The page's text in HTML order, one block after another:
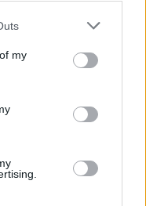
one or more Google
You may click to
third-party tags to
in below Google
my
το
«κόκκινο» 4